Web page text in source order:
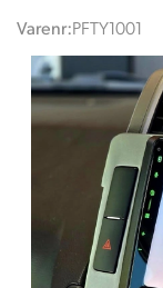
Varenr:PFTY1001